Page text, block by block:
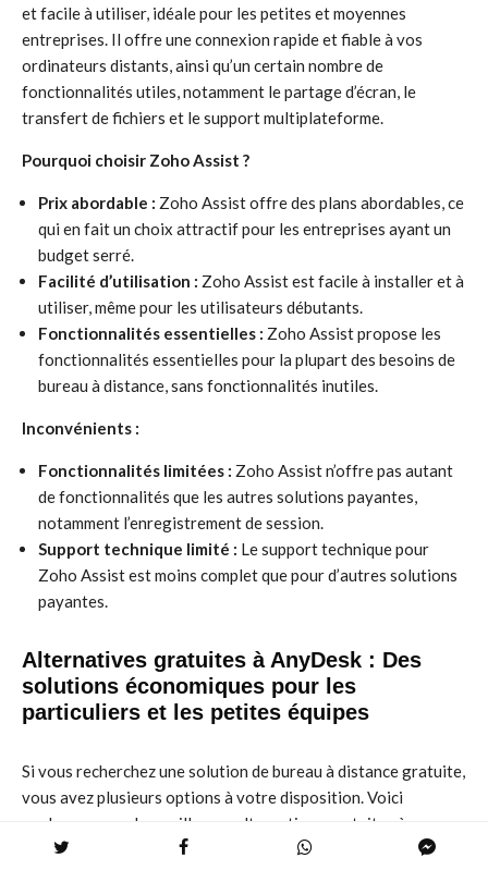
et facile à utiliser, idéale pour les petites et moyennes
entreprises. Il offre une connexion rapide et fiable à vos
ordinateurs distants, ainsi qu’un certain nombre de
fonctionnalités utiles, notamment le partage d’écran, le
transfert de fichiers et le support multiplateforme.
Pourquoi choisir Zoho Assist ?
Prix abordable : Zoho Assist offre des plans abordables, ce
qui en fait un choix attractif pour les entreprises ayant un
budget serré.
Facilité d’utilisation : Zoho Assist est facile à installer et à
utiliser, même pour les utilisateurs débutants.
Fonctionnalités essentielles : Zoho Assist propose les
fonctionnalités essentielles pour la plupart des besoins de
bureau à distance, sans fonctionnalités inutiles.
Inconvénients :
Fonctionnalités limitées : Zoho Assist n’offre pas autant
de fonctionnalités que les autres solutions payantes,
notamment l’enregistrement de session.
Support technique limité : Le support technique pour
Zoho Assist est moins complet que pour d’autres solutions
payantes.
Alternatives gratuites à AnyDesk : Des
solutions économiques pour les
particuliers et les petites équipes
Si vous recherchez une solution de bureau à distance gratuite,
vous avez plusieurs options à votre disposition. Voici
quelques-unes des meilleures alternatives gratuites à
AnyDesk :